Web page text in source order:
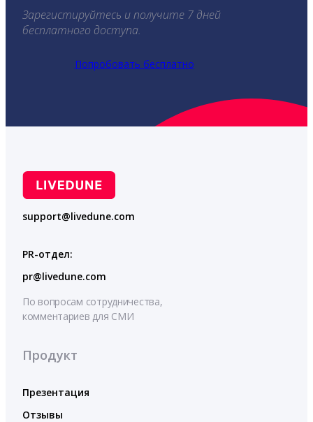
Зарегистируйтесь и получите 7 дней
бесплатного доступа.
Попробовать бесплатно
support@livedune.com
PR-отдел:
pr@livedune.com
По вопросам сотрудничества,
комментариев для СМИ
Продукт
Презентация
Отзывы